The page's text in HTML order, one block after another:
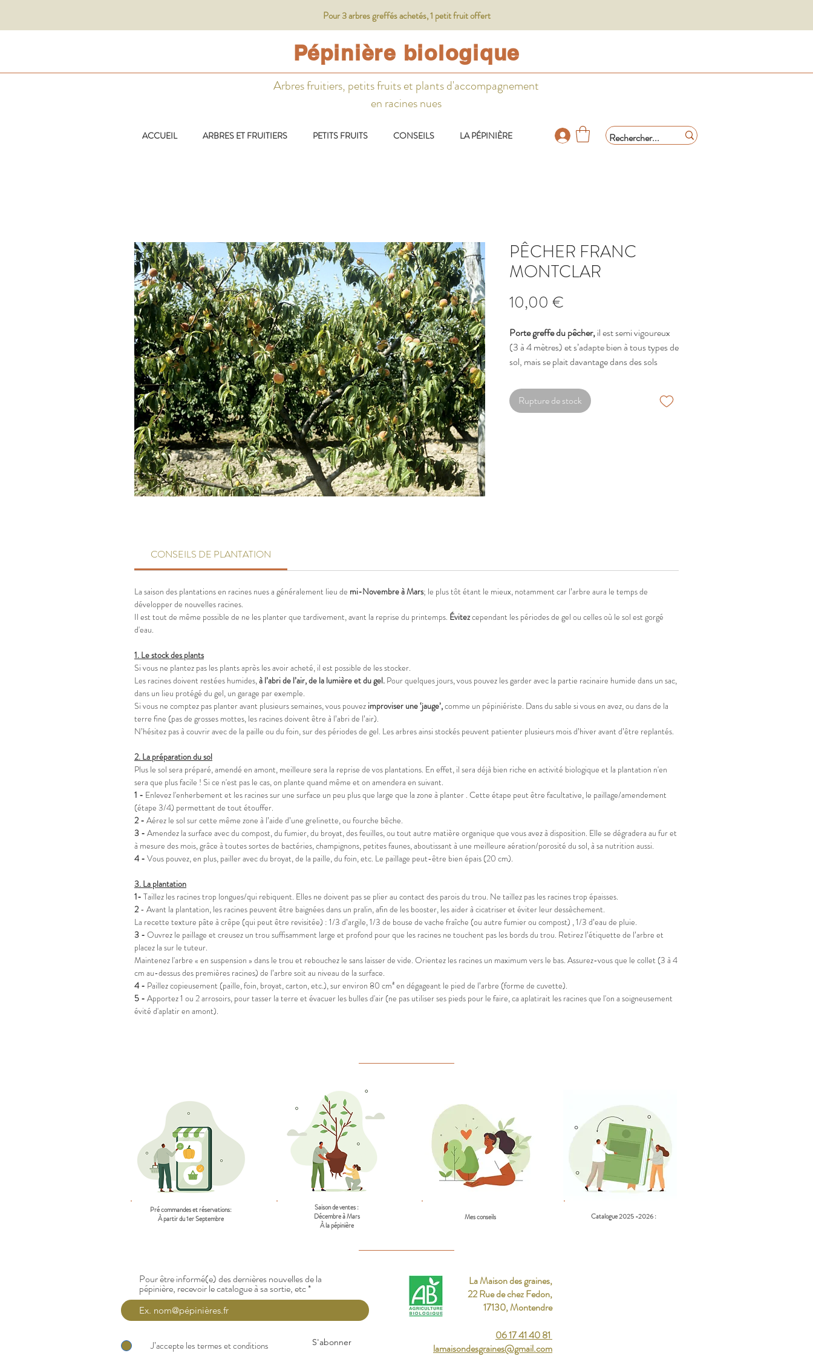
Pour 3 arbres greffés achetés, 1 petit fruit offert
Pépinière biologique
Arbres fruitiers, petits fruits et plants d'accompagnement
en racines nues
ACCUEIL ARBRES ET FRUITIERS PETITS FRUITS CONSEILS LA PÉPINIÈRE
PÊCHER FRANC
MONTCLAR
10,00 €
Porte greffe du pêcher,il est semi vigoureux
(3 à 4 mètres) et s’adapte bien à tous types de
sol, mais se plait davantage dans des sols
Rupture de stock
CONSEILS DE PLANTATION
La saison des plantations en racines nues a généralement lieu de mi-Novembre à Mars; le plus tôt étant le mieux, notamment car l’arbre aura le temps de
développer de nouvelles racines.
Il est tout de même possible de ne les planter que tardivement, avant la reprise du printemps. Évitezcependant les périodes de gel ou celles où le sol est gorgé
d'eau.
1. Le stock des plants
Si vous ne plantez pas les plants après les avoir acheté, il est possible de les stocker.
Les racines doivent restées humides,à l’abri de l’air, de la lumière et du gel. Pour quelques jours, vous pouvez les garder avec la partie racinaire humide dans un sac,
dans un lieu protégé du gel, un garage par exemple.
Si vous ne comptez pas planter avant plusieurs semaines, vous pouvez improviser une ‘jauge’,comme un pépiniériste. Dans du sable si vous en avez, ou dans de la
terre fine (pas de grosses mottes, les racines doivent être à l’abri de l’air).
N’hésitez pas à couvrir avec de la paille ou du foin, sur des périodes de gel. Les arbres ainsi stockés peuvent patienter plusieurs mois d’hiver avant d’être replantés.
2. La préparation du sol
Plus le sol sera préparé, amendé en amont, meilleure sera la reprise de vos plantations. En effet, il sera déjà bien riche en activité biologique et la plantation n'en
sera que plus facile ! Si ce n'est pas le cas, on plante quand même et on amendera en suivant.
1 - Enlevez l'enherbement et les racines sur une surface un peu plus que large que la zone à planter . Cette étape peut être facultative, le paillage/amendement
(étape 3/4) permettant de tout étouffer.
2 - Aérez le sol sur cette même zone à l’aide d’une grelinette, ou fourche bêche.
3 - Amendez la surface avec du compost, du fumier, du broyat, des feuilles, ou tout autre matière organique que vous avez à disposition. Elle se dégradera au fur et
à mesure des mois, grâce à toutes sortes de bactéries, champignons, petites faunes, aboutissant à une meilleure aération/porosité du sol, à sa nutrition aussi.
4 - Vous pouvez, en plus, pailler avec du broyat, de la paille, du foin, etc. Le paillage peut-être bien épais (20 cm).
3. La plantation
1- Taillez les racines trop longues/qui rebiquent. Elles ne doivent pas se plier au contact des parois du trou. Ne taillez pas les racines trop épaisses.
2 - Avant la plantation, les racines peuvent être baignées dans un pralin, afin de les booster, les aider à cicatriser et éviter leur dessèchement.
La recette texture pâte à crêpe (qui peut être revisitée) : 1/3 d’argile, 1/3 de bouse de vache fraîche (ou autre fumier ou compost) , 1/3 d’eau de pluie.
3 - Ouvrez le paillage et creusez un trou suffisamment large et profond pour que les racines ne touchent pas les bords du trou. Retirez l’étiquette de l’arbre et
placez la sur le tuteur.
Maintenez l'arbre « en suspension » dans le trou et rebouchez le sans laisser de vide. Orientez les racines un maximum vers le bas. Assurez-vous que le collet (3 à 4
cm au-dessus des premières racines) de l’arbre soit au niveau de la surface.
4 - Paillez copieusement (paille, foin, broyat, carton, etc.), sur environ 80 cm² en dégageant le pied de l’arbre (forme de cuvette).
5 - Apportez 1 ou 2 arrosoirs, pour tasser la terre et évacuer les bulles d'air (ne pas utiliser ses pieds pour le faire, ca aplatirait les racines que l'on a soigneusement
évité d'aplatir en amont).
Pré commandes et réservations:
À partir du 1er Septembre
Saison de ventes :
Décembre à Mars
À la pépinière
Mes conseils Catalogue 2025 -2026 :
Pour être informé(e) des dernières nouvelles de la
pépinière, recevoir le catalogue à sa sortie, etc
J’accepte les termes et conditions S'abonner
La Maison des graines,
22 Rue de chez Fedon,
17130, Montendre
06 17 41 40 81
lamaisondesgraines@gmail.com